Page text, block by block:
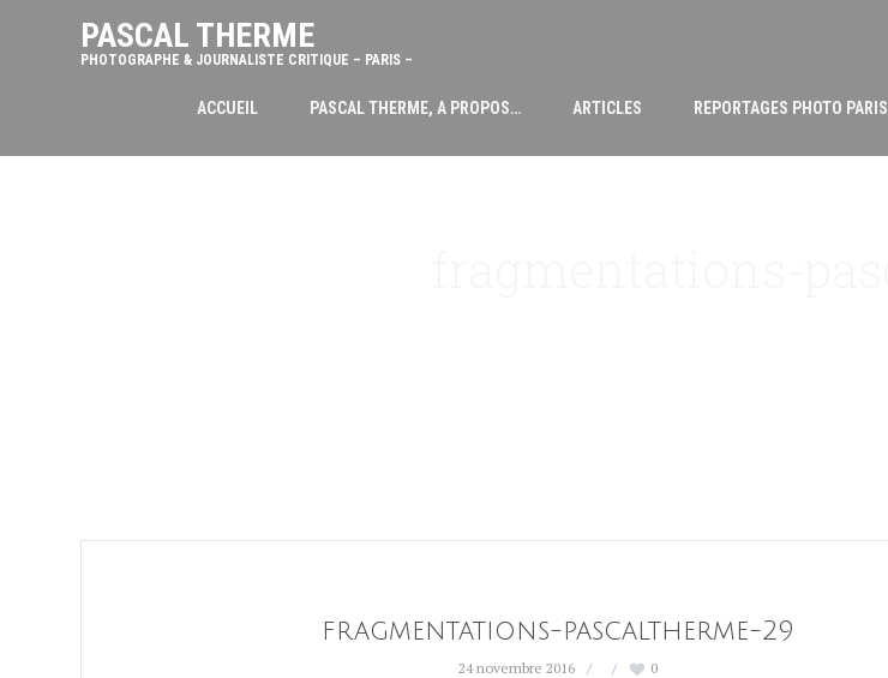
PASCAL THERME
PHOTOGRAPHE & JOURNALISTE CRITIQUE – PARIS –
ACCUEIL PASCAL THERME, A PROPOS… ARTICLES REPORTAGES PHOTO PARIS
fragmentations-pascaltherme-29
24 novembre 2016 0